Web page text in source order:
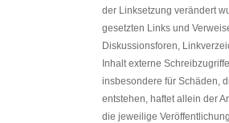
der Linksetzung verändert
gesetzten Links und
Diskussionsforen,
Inhalt externe
insbesondere für Schäden,
entstehen, haftet allein der
die jeweilige